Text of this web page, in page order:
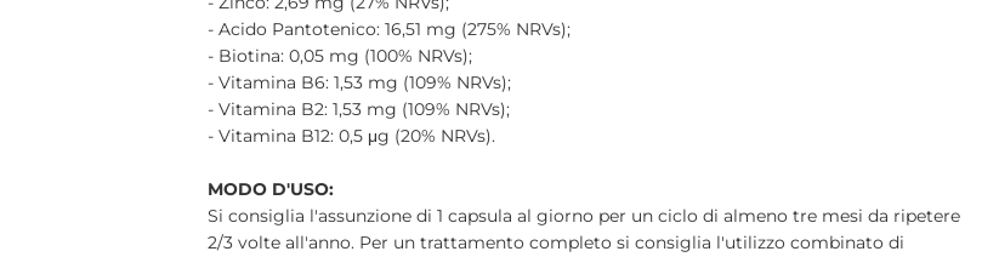
- Acido Pantotenico: 16,51 mg (275% NRVs);
- Biotina: 0,05 mg (100% NRVs);
- Vitamina B6: 1,53 mg (109% NRVs);
- Vitamina B2: 1,53 mg (109% NRVs);
- Vitamina B12: 0,5 μg (20% NRVs).
MODO D'USO:
Si consiglia l'assunzione di 1 capsula al giorno per un ciclo di almeno tre mesi da ripetere
2/3 volte all'anno. Per un trattamento completo si consiglia l'utilizzo combinato di